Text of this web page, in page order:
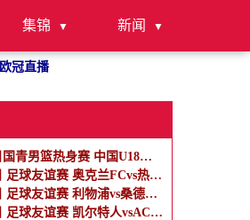
集锦 新闻
欧冠直播
2026年07月29日国青男篮热身赛 中国U18男篮 - 纽纳华丁闪电队 全场录像
2026年07月26日 足球友谊赛 奥克兰FCvs热刺 全场录像
2026年07月26日 足球友谊赛 利物浦vs桑德兰 全场录像
2026年07月26日 足球友谊赛 凯尔特人vsAC米兰 全场录像